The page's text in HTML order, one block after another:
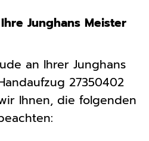
Junghans Meister
an Ihrer Junghans
27350402
Ihnen, die folgenden